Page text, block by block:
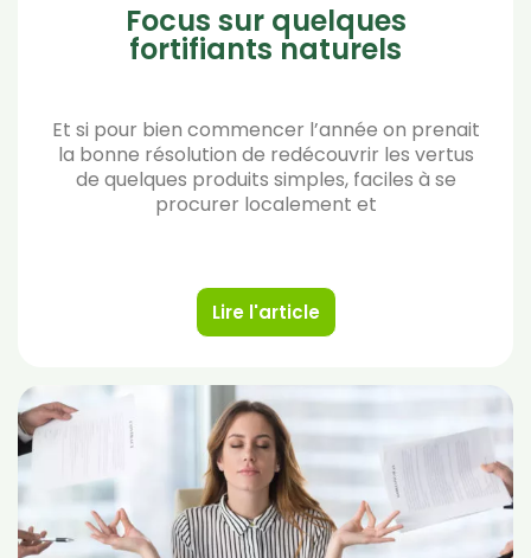
Focus sur quelques
fortifiants naturels
Et si pour bien commencer l’année on prenait
la bonne résolution de redécouvrir les vertus
de quelques produits simples, faciles à se
procurer localement et
Lire l'article